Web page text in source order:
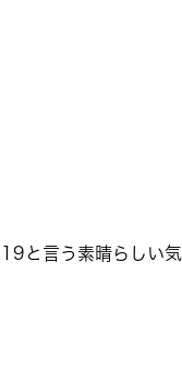
と言う素晴らしい気